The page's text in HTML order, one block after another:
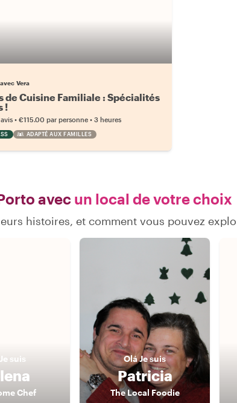
Vera
de Cuisine Familiale : Spécialités
!
• €115.00 par personne • 3 heures
ADAPTÉ AUX FAMILLES
avec un local de votre choix
histoires, et comment vous pouvez
Je suis
Chef
Olá Je suis
Patricia
The Local Foodie